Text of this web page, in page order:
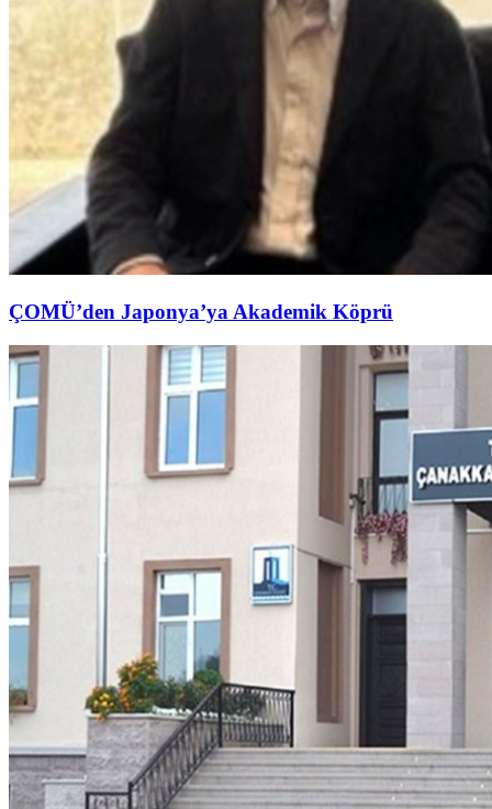
ÇOMÜ’den Japonya’ya Akademik Köprü